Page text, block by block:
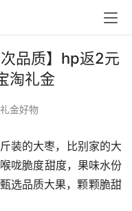
品质】hp返2元
淘礼金
礼金好物
装的大枣，比别家的大
咙脆度甜度，果味水份
甄选品质大果，颗颗脆甜